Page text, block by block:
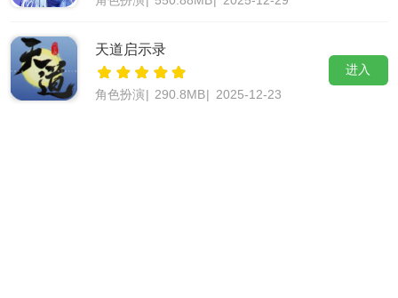
天道启示录
角色扮演| 290.8MB| 2025-12-23
进入